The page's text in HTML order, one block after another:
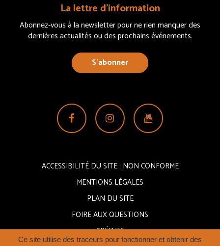
Ce site utilise des traceurs pour fonctionner et obtenir des
La lettre d’information
Abonnez-vous à la newsletter pour ne rien manquer des
dernières actualités ou des prochains événements.
S’abonner
Lien
vers
compte
Facebook
Lien
vers
compte
Instagram
Lien
vers
chaîne
ACCESSIBILITÉ DU SITE : NON CONFORME
MENTIONS LÉGALES
PLAN DU SITE
FOIRE AUX QUESTIONS
CRÉDITS